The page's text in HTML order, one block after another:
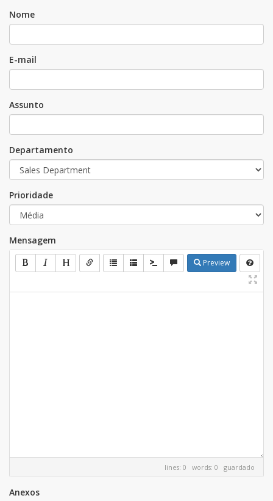
Nome
E-mail
Assunto
Departamento
Prioridade
Mensagem
Preview
lines: 0 words: 0 guardado
Anexos